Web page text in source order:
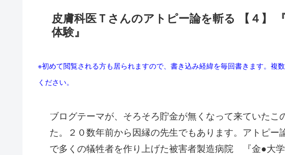
皮膚科医Ｔさんのアトピー論を斬る 【４】
体験』
※初めて閲覧される方も居られますので、書き込み経緯を毎回書きます。複
ください。
ブログテーマが、そろそろ貯金が無くなって来ていたこ
た。２０数年前から因縁の先生でもあります。アトピ
で多くの犠牲者を作り上げた被害者製造病院 『金●大